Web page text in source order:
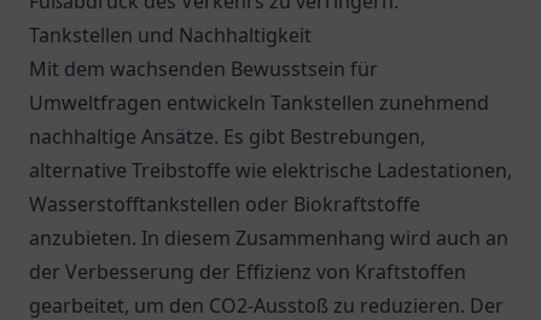
Tankstellen und Nachhaltigkeit
Mit dem wachsenden Bewusstsein für
Umweltfragen entwickeln Tankstellen zunehmend
nachhaltige Ansätze. Es gibt Bestrebungen,
alternative Treibstoffe wie elektrische Ladestationen,
Wasserstofftankstellen oder Biokraftstoffe
anzubieten. In diesem Zusammenhang wird auch an
der Verbesserung der Effizienz von Kraftstoffen
gearbeitet, um den CO2-Ausstoß zu reduzieren. Der